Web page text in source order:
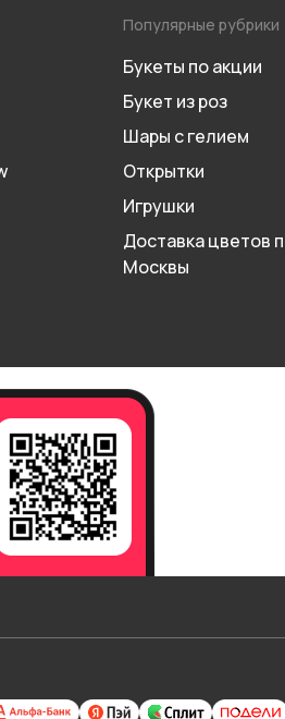
Популярные рубрики
Букеты по акции
Букет из роз
Шары с гелием
Открытки
Игрушки
Доставка цветов
Москвы